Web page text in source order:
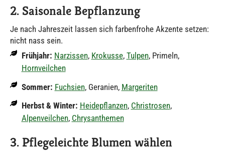
2. Saisonale Bepflanzung
Je nach Jahreszeit lassen sich farbenfrohe Akzente setzen:
nicht nass sein.
Frühjahr: Narzissen, Krokusse, Tulpen, Primeln,
Hornveilchen
Sommer: Fuchsien, Geranien, Margeriten
Herbst & Winter: Heidepflanzen, Christrosen,
Alpenveilchen, Chrysanthemen
3. Pflegeleichte Blumen wählen